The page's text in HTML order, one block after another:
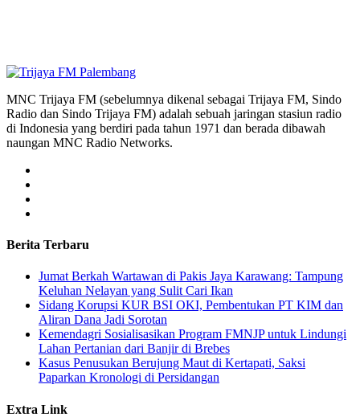
MNC Trijaya FM (sebelumnya dikenal sebagai Trijaya FM, Sindo
Radio dan Sindo Trijaya FM) adalah sebuah jaringan stasiun radio
di Indonesia yang berdiri pada tahun 1971 dan berada dibawah
naungan MNC Radio Networks.
Berita Terbaru
Jumat Berkah Wartawan di Pakis Jaya Karawang: Tampung
Keluhan Nelayan yang Sulit Cari Ikan
Sidang Korupsi KUR BSI OKI, Pembentukan PT KIM dan
Aliran Dana Jadi Sorotan
Kemendagri Sosialisasikan Program FMNJP untuk Lindungi
Lahan Pertanian dari Banjir di Brebes
Kasus Penusukan Berujung Maut di Kertapati, Saksi
Paparkan Kronologi di Persidangan
Extra Link